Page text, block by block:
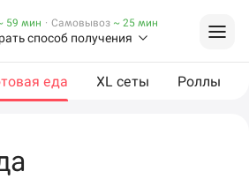
способ получения
59 мин · Самовывоз ~ 25 мин
еда XL сеты Роллы